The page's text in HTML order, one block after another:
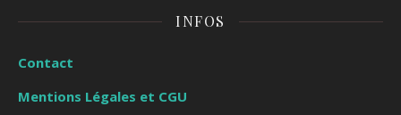
INFOS
Contact
Mentions Légales et CGU